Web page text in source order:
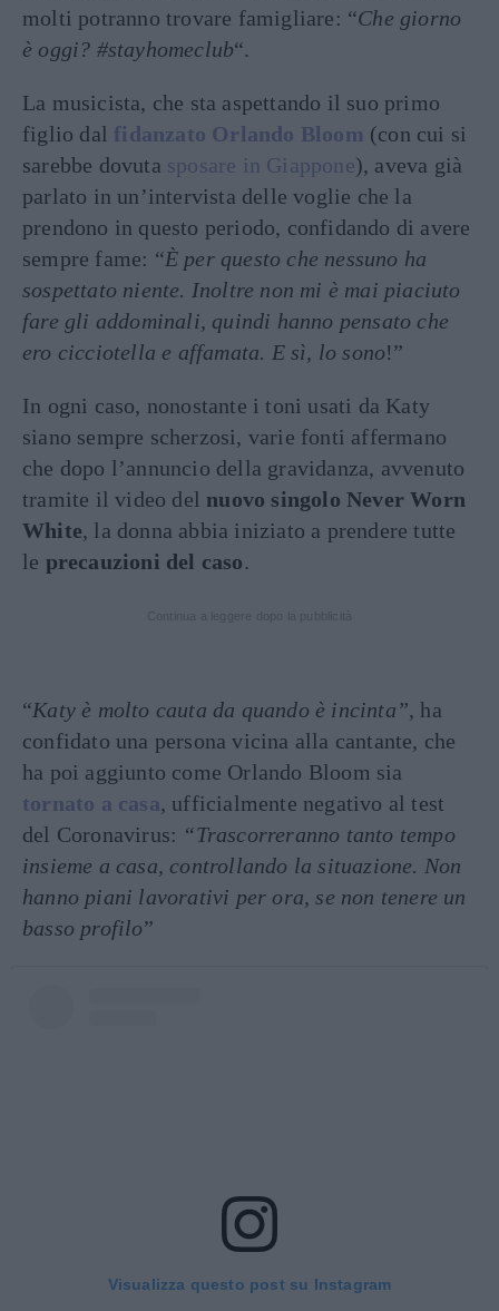
molti potranno trovare famigliare: “Che giorno
è oggi? #stayhomeclub“.
La musicista, che sta aspettando il suo primo
figlio dal fidanzato Orlando Bloom (con cui si
sarebbe dovuta sposare in Giappone), aveva già
parlato in un’intervista delle voglie che la
prendono in questo periodo, confidando di avere
sempre fame: “È per questo che nessuno ha
sospettato niente. Inoltre non mi è mai piaciuto
fare gli addominali, quindi hanno pensato che
ero cicciotella e affamata. E sì, lo sono!”
In ogni caso, nonostante i toni usati da Katy
siano sempre scherzosi, varie fonti affermano
che dopo l’annuncio della gravidanza, avvenuto
tramite il video del nuovo singolo Never Worn
White, la donna abbia iniziato a prendere tutte
le precauzioni del caso.
“Katy è molto cauta da quando è incinta”, ha
confidato una persona vicina alla cantante, che
ha poi aggiunto come Orlando Bloom sia
tornato a casa, ufficialmente negativo al test
del Coronavirus: “Trascorreranno tanto tempo
insieme a casa, controllando la situazione. Non
hanno piani lavorativi per ora, se non tenere un
basso profilo”
Visualizza questo post su Instagram